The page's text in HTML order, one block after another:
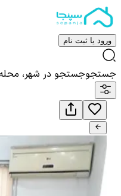
ورود یا ثبت نام
جستجوجستجو در شهر، محله